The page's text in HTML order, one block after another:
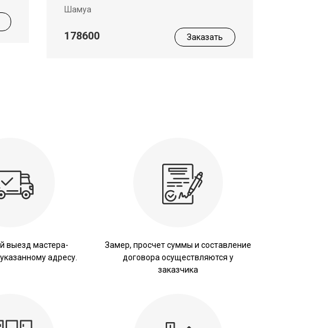
Шамуа
178600 Заказать
выезд мастера-
адресу.
Замер, просчет суммы и составление
договора осуществляются у
заказчика